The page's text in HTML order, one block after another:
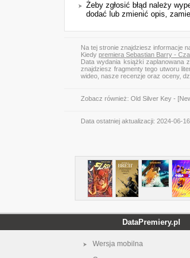
Żeby zgłosić błąd należy
dodać lub zmienić opis,
Na tej stronie znajdziesz informacje
Kiedy premiera Sebastian Barry -
Data wydania książki zaplanowana
znajdziesz fragmenty tego utworu
wideo, nasze recenzje oraz oceny,
Zobacz również: Old Silver Key -
Data ostatniej aktualizacji: 2024-06-
DataPremiery.pl
Wersja mobilna